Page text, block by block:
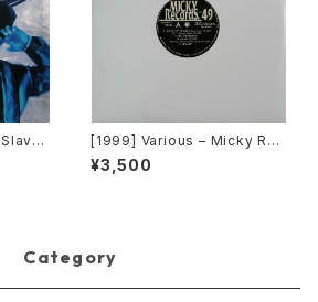
[1999] Various – Micky Rec
ord Vol. 49 [Micky Record
s Inc.][PROMO]
¥3,500
Category